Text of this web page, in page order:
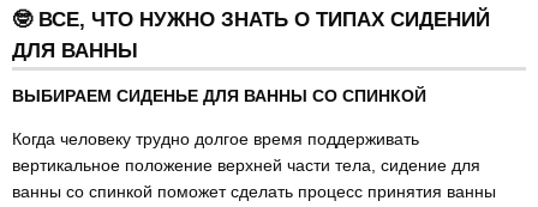
🤓 ВСЕ, ЧТО НУЖНО ЗНАТЬ О ТИПАХ СИДЕНИЙ
ДЛЯ ВАННЫ
ВЫБИРАЕМ СИДЕНЬЕ ДЛЯ ВАННЫ СО СПИНКОЙ
Когда человеку трудно долгое время поддерживать
вертикальное положение верхней части тела, сидение для
ванны со спинкой поможет сделать процесс принятия ванны